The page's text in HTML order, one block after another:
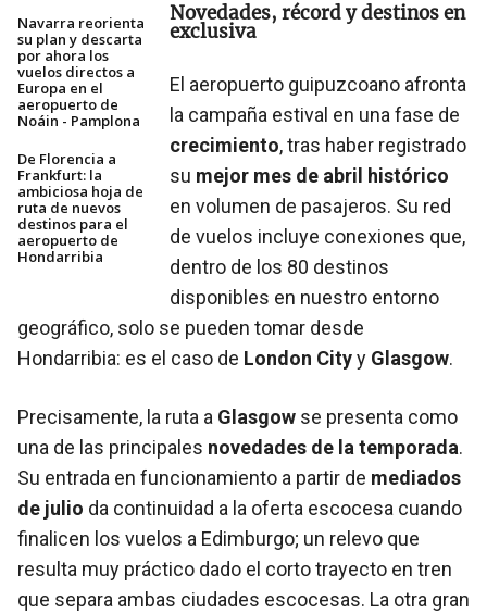
Navarra reorienta
su plan y descarta
por ahora los
vuelos directos a
Europa en el
aeropuerto de
Noáin - Pamplona
De Florencia a
Frankfurt: la
ambiciosa hoja de
ruta de nuevos
destinos para el
aeropuerto de
Hondarribia
Novedades, récord y destinos en
exclusiva
El aeropuerto guipuzcoano afronta
la campaña estival en una fase de
crecimiento, tras haber registrado
su mejor mes de abril histórico
en volumen de pasajeros. Su red
de vuelos incluye conexiones que,
dentro de los 80 destinos
disponibles en nuestro entorno
geográfico, solo se pueden tomar desde
Hondarribia: es el caso de London Cityy Glasgow.
Precisamente, la ruta a Glasgow se presenta como
una de las principales novedades de la temporada.
Su entrada en funcionamiento a partir de mediados
de julio da continuidad a la oferta escocesa cuando
finalicen los vuelos a Edimburgo; un relevo que
resulta muy práctico dado el corto trayecto en tren
que separa ambas ciudades escocesas. La otra gran